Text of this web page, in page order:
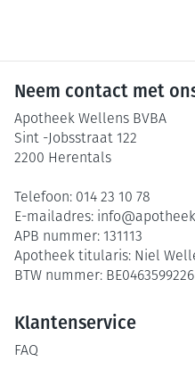
Neem contact met
Apotheek Wellens BVBA
Sint -Jobsstraat 122
2200 Herentals
Telefoon: 014 23 10 78
E-mailadres: info@
APB nummer: 131113
Apotheek titularis: Niel
BTW nummer: BE0463599226
Klantenservice
FAQ